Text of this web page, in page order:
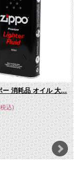
消耗品 オイル 大...
込)